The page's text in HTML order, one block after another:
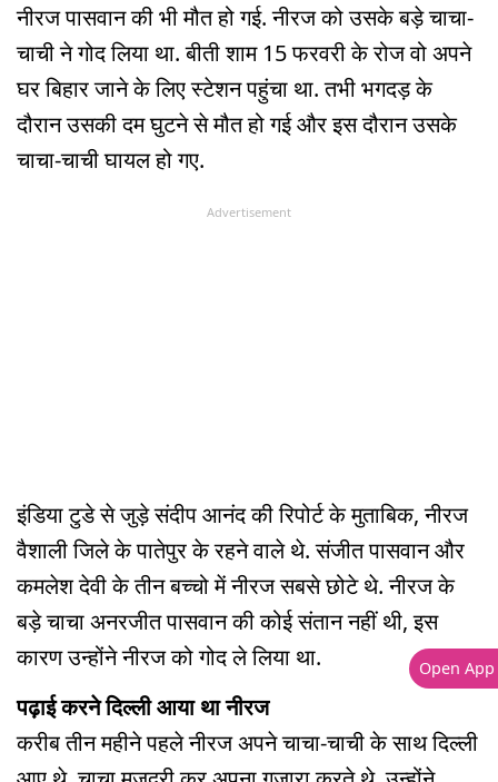
नीरज पासवान की भी मौत हो गई. नीरज को उसके बड़े चाचा-
चाची ने गोद लिया था. बीती शाम 15 फरवरी के रोज वो अपने
घर बिहार जाने के लिए स्टेशन पहुंचा था. तभी भगदड़ के
दौरान उसकी दम घुटने से मौत हो गई और इस दौरान उसके
चाचा-चाची घायल हो गए.
Advertisement
इंडिया टुडे से जुड़े संदीप आनंद की रिपोर्ट के मुताबिक, नीरज
वैशाली जिले के पातेपुर के रहने वाले थे. संजीत पासवान और
कमलेश देवी के तीन बच्चो में नीरज सबसे छोटे थे. नीरज के
बड़े चाचा अनरजीत पासवान की कोई संतान नहीं थी, इस
कारण उन्होंने नीरज को गोद ले लिया था.
पढ़ाई करने दिल्ली आया था नीरज
करीब तीन महीने पहले नीरज अपने चाचा-चाची के साथ दिल्ली
Open App